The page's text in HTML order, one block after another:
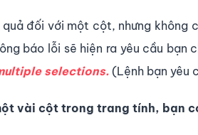
đối với một cột, nhưng
báo lỗi sẽ hiện ra yêu cầu bạn
selections. (Lệnh bạn yêu
vài cột trong trang tính, bạn